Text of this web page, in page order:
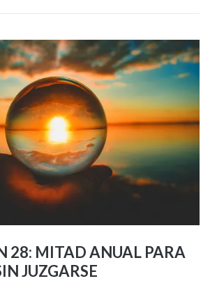
28: MITAD ANUAL PARA
JUZGARSE